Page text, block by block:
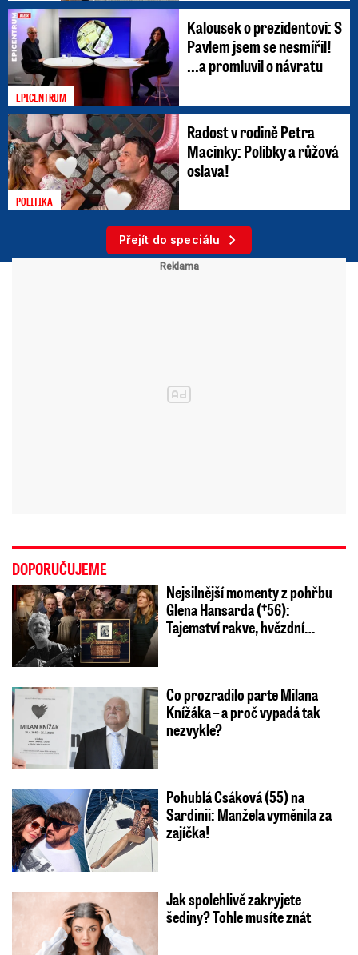
EPICENTRUM
Kalousek o prezidentovi: S
Pavlem jsem se nesmířil!
...a promluvil o návratu
POLITIKA
Radost v rodině Petra
Macinky: Polibky a růžová
oslava!
Přejít do speciálu
DOPORUČUJEME
Nejsilnější momenty z pohřbu
Glena Hansarda (†56):
Tajemství rakve, hvězdní…
Co prozradilo parte Milana
Knížáka – a proč vypadá tak
nezvykle?
Pohublá Csáková (55) na
Sardinii: Manžela vyměnila za
zajíčka!
Jak spolehlivě zakryjete
šediny? Tohle musíte znát